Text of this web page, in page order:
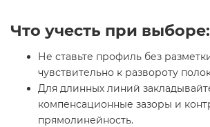
Что учесть при выборе:
Не ставьте профиль без
чувствительно к развороту
Для длинных линий
компенсационные зазоры и
прямолинейность.